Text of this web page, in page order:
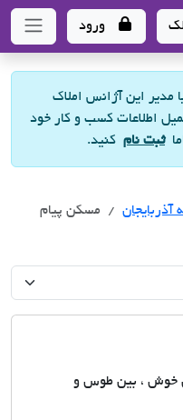
و مشاورین املاک
ورود
مدیر این آژانس املاک
اطلاعات کسب و کار خود
ثبت نام کنید.
های املاک
آذربایجان مسکن پیام
خوش ، بین طوس و